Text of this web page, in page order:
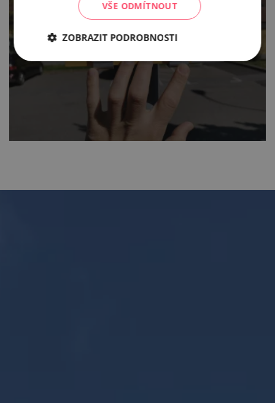
Svatoklementská poutní
cesta
VŠE ODMÍTNOUT
ZOBRAZIT PODROBNOSTI